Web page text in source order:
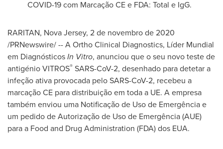
COVID-19 com Marcação CE e FDA: Total e IgG.
RARITAN, Nova Jersey, 2 de novembro de 2020
/PRNewswire/ -- A Ortho Clinical Diagnostics, Líder Mundial
em DiagnósticosIn Vitro, anunciou que o seu novo teste de
antigénio VITROS® SARS-CoV-2, desenhado para detetar a
infeção ativa provocada pelo SARS-CoV-2, recebeu a
marcação CE para distribuição em toda a UE. A empresa
também enviou uma Notificação de Uso de Emergência e
um pedido de Autorização de Uso de Emergência (AUE)
para a Food and Drug Administration (FDA) dos EUA.